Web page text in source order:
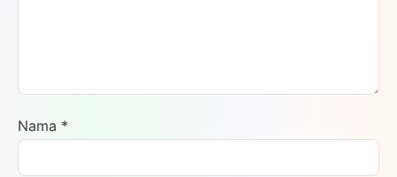
Nama *